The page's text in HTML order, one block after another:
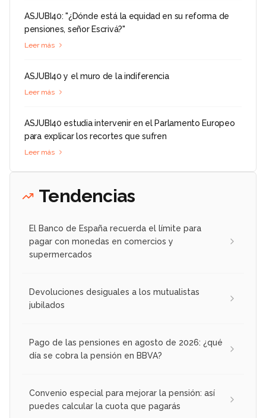
ASJUBI40: "¿Dónde está la equidad en su reforma de
pensiones, señor Escrivá?"
Leer más
ASJUBI40 y el muro de la indiferencia
Leer más
ASJUBI40 estudia intervenir en el Parlamento Europeo
para explicar los recortes que sufren
Leer más
Tendencias
El Banco de España recuerda el límite para
pagar con monedas en comercios y
supermercados
Devoluciones desiguales a los mutualistas
jubilados
Pago de las pensiones en agosto de 2026: ¿qué
día se cobra la pensión en BBVA?
Convenio especial para mejorar la pensión: así
puedes calcular la cuota que pagarás